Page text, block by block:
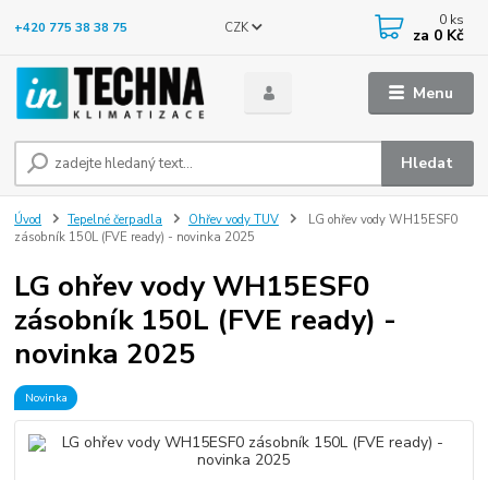
Menu
CZK
Hledat
+420 775 38 38 75 0 ks
za 0 Kč
Úvod Tepelné čerpadla Ohřev vody TUV
LG ohřev vody WH15ESF0
zásobník 150L (FVE ready) - novinka 2025
LG ohřev vody WH15ESF0
zásobník 150L (FVE ready) -
novinka 2025
Novinka